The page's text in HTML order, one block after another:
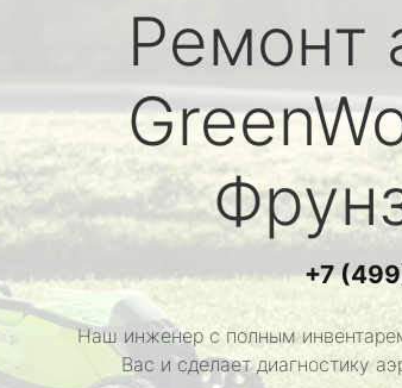
Ремонт
+7
Наш инженер с полным
Вас и сделает диагностику